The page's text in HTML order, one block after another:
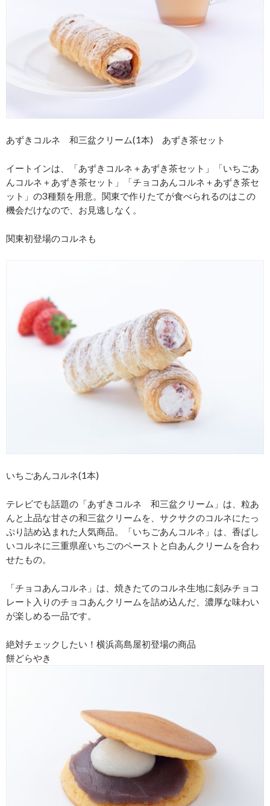
あずきコルネ 和三盆クリーム(1本) あずき茶セット
イートインは、「あずきコルネ＋あずき茶セット」「いちごあ
んコルネ＋あずき茶セット」「チョコあんコルネ＋あずき茶セ
ット」の3種類を用意。関東で作りたてが食べられるのはこの
機会だけなので、お見逃しなく。
関東初登場のコルネも
いちごあんコルネ(1本)
テレビでも話題の「あずきコルネ 和三盆クリーム」は、粒あ
んと上品な甘さの和三盆クリームを、サクサクのコルネにたっ
ぷり詰め込まれた人気商品。「いちごあんコルネ」は、香ばし
いコルネに三重県産いちごのペーストと白あんクリームを合わ
せたもの。
「チョコあんコルネ」は、焼きたてのコルネ生地に刻みチョコ
レート入りのチョコあんクリームを詰め込んだ、濃厚な味わい
が楽しめる一品です。
絶対チェックしたい！横浜高島屋初登場の商品
餅どらやき